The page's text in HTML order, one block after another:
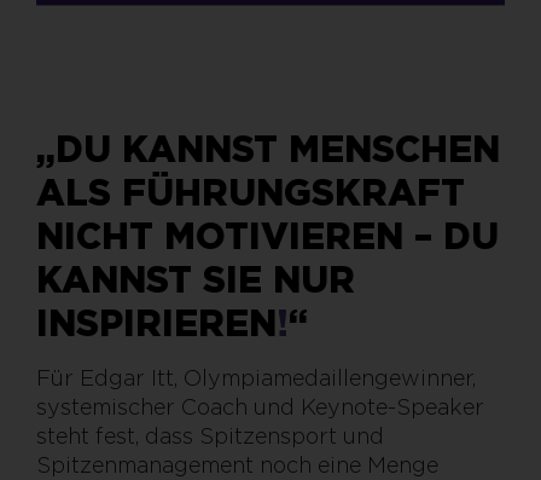
„DU KANNST MENSCHEN
ALS FÜHRUNGSKRAFT
NICHT MOTIVIEREN – DU
KANNST SIE NUR
INSPIRIEREN!“
Für Edgar Itt, Olympiamedaillengewinner,
systemischer Coach und Keynote-Speaker
steht fest, dass Spitzensport und
Spitzenmanagement noch eine Menge